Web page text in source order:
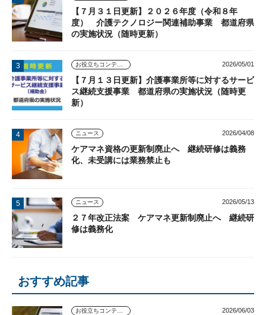
【７月３１日更新】２０２６年度（令和８年
度） 介護テクノロジー関連補助事業 都道府県
の実施状況（随時更新）
2026/05/01
【７月１３日更新】介護事業所等に対するサービ
ス継続支援事業 都道府県の実施状況（随時更
新）
ニュース 2026/04/08
ケアマネ資格の更新制廃止へ 継続研修は義務
化、未受講には業務禁止も
ニュース 2026/05/13
２７年改正法案 ケアマネ更新制廃止へ 継続研
修は義務化
おすすめ記事
2026/06/03